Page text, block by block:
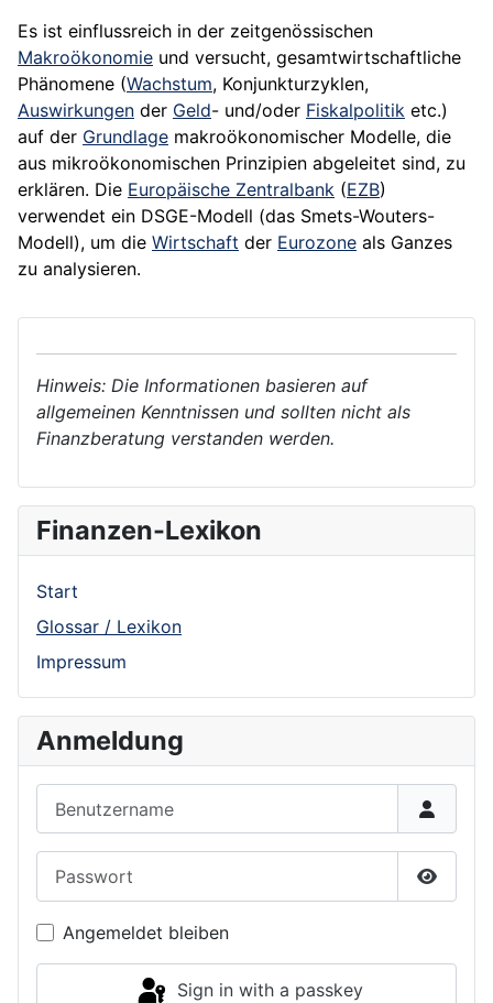
Es ist einflussreich in der zeitgenössischen
Makroökonomie und versucht, gesamtwirtschaftliche
Phänomene (Wachstum, Konjunkturzyklen,
Auswirkungen der Geld- und/oder Fiskalpolitik etc.)
auf der Grundlage makroökonomischer Modelle, die
aus mikroökonomischen Prinzipien abgeleitet sind, zu
erklären. Die Europäische Zentralbank (EZB)
verwendet ein DSGE-Modell (das Smets-Wouters-
Modell), um die Wirtschaft der Eurozone als Ganzes
zu analysieren.
Hinweis: Die Informationen basieren auf
allgemeinen Kenntnissen und sollten nicht als
Finanzberatung verstanden werden.
Finanzen-Lexikon
Start
Glossar / Lexikon
Impressum
Anmeldung
Show
Angemeldet bleiben
Sign in with a passkey